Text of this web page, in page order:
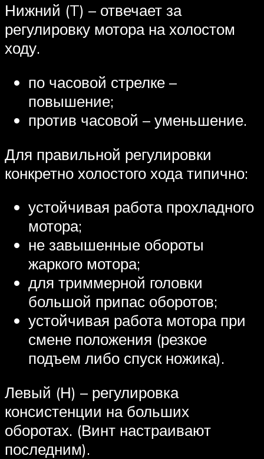
Нижний (T) – отвечает за
регулировку мотора на холостом
ходу.
по часовой стрелке –
повышение;
против часовой – уменьшение.
Для правильной регулировки
конкретно холостого хода типично:
устойчивая работа прохладного
мотора;
не завышенные обороты
жаркого мотора;
для триммерной головки
большой припас оборотов;
устойчивая работа мотора при
смене положения (резкое
подъем либо спуск ножика).
Левый (Н) – регулировка
консистенции на больших
оборотах. (Винт настраивают
последним).